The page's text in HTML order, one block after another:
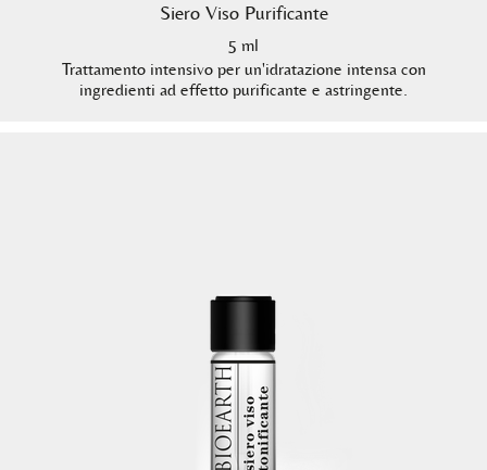
Siero Viso Purificante
5 ml
Trattamento intensivo per un'idratazione intensa con
ingredienti ad effetto purificante e astringente.